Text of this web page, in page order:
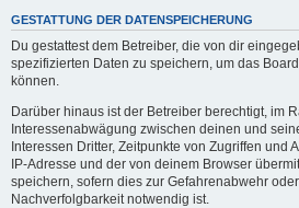
GESTATTUNG DER DATENSPEICHERUNG
Du gestattest dem Betreiber, die von dir
spezifizierten Daten zu speichern, um das
können.
Darüber hinaus ist der Betreiber berechtigt, im
Interessenabwägung zwischen deinen und
Interessen Dritter, Zeitpunkte von Zugriffen und
IP-Adresse und der von deinem Browser
speichern, sofern dies zur Gefahrenabwehr
Nachverfolgbarkeit notwendig ist.